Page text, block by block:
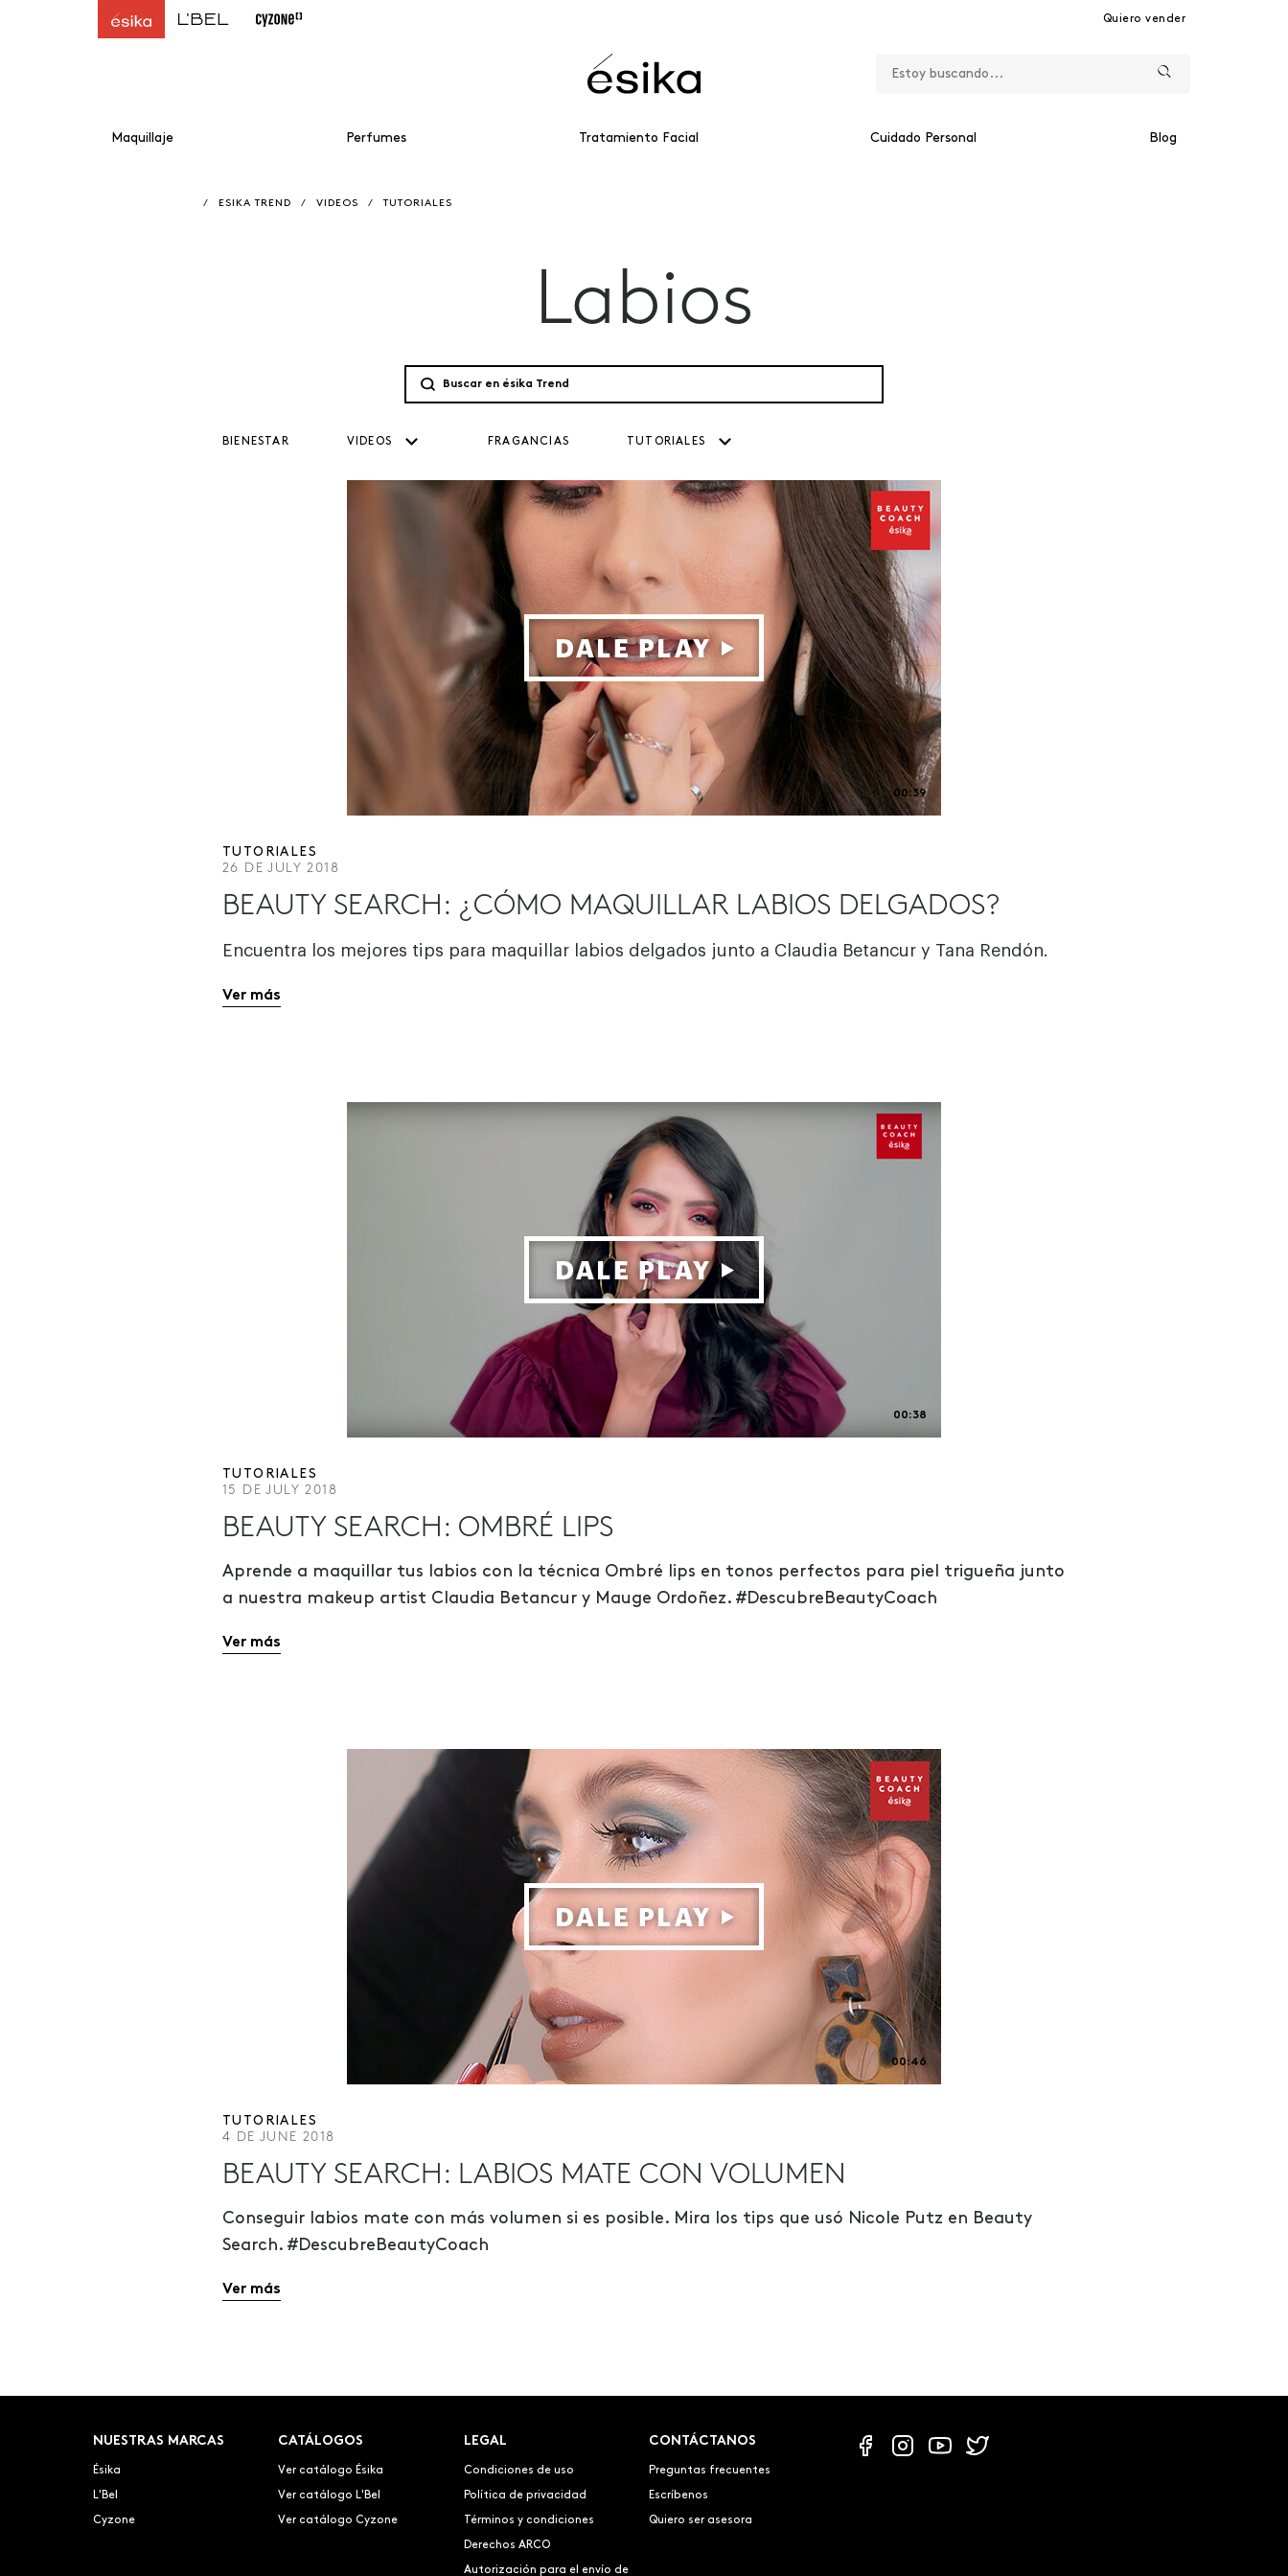
Quiero vender
Maquillaje Perfumes Tratamiento Facial Cuidado Personal Blog
/ ESIKA TREND / VIDEOS / TUTORIALES
Labios
BIENESTAR VIDEOS FRAGANCIAS TUTORIALES
00:39
TUTORIALES
26 DE JULY 2018
BEAUTY SEARCH: ¿CÓMO MAQUILLAR LABIOS DELGADOS?
Encuentra los mejores tips para maquillar labios delgados junto a Claudia Betancur y Tana Rendón.
Ver más
00:38
TUTORIALES
15 DE JULY 2018
BEAUTY SEARCH: OMBRÉ LIPS
Aprende a maquillar tus labios con la técnica Ombré lips en tonos perfectos para piel trigueña junto
a nuestra makeup artist Claudia Betancur y Mauge Ordoñez. #DescubreBeautyCoach
Ver más
00:46
TUTORIALES
4 DE JUNE 2018
BEAUTY SEARCH: LABIOS MATE CON VOLUMEN
Conseguir labios mate con más volumen si es posible. Mira los tips que usó Nicole Putz en Beauty
Search. #DescubreBeautyCoach
Ver más
NUESTRAS MARCAS
Ésika
L'Bel
Cyzone
CATÁLOGOS
Ver catálogo Ésika
Ver catálogo L'Bel
Ver catálogo Cyzone
LEGAL
Condiciones de uso
Política de privacidad
Términos y condiciones
Derechos ARCO
Autorización para el envío de
CONTÁCTANOS
Preguntas frecuentes
Escríbenos
Quiero ser asesora